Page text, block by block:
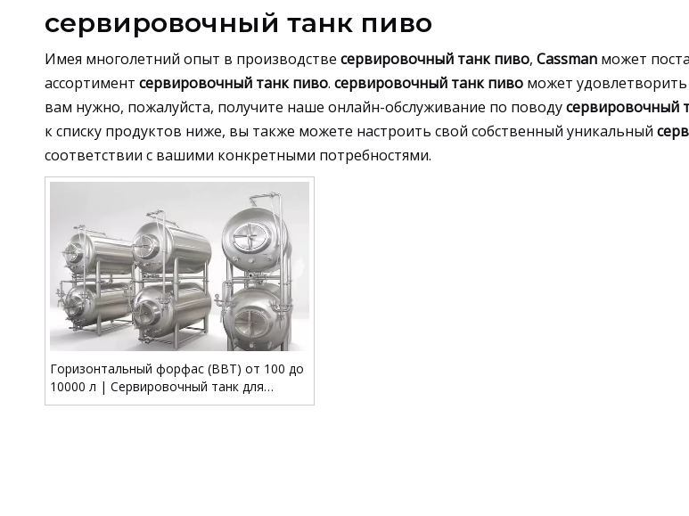
сервировочный танк пиво
Имея многолетний опыт в производстве сервировочный танк пиво, Cassman может
ассортимент сервировочный танк пиво. сервировочный танк пиво может
вам нужно, пожалуйста, получите наше онлайн-обслуживание по поводусервировочный
к списку продуктов ниже, вы также можете настроить свой собственный уникальный
соответствии с вашими конкретными потребностями.
Горизонтальный форфас (BBT) от 100 до
10000 л | Сервировочный танк для
пивоварен с ограниченной высотой